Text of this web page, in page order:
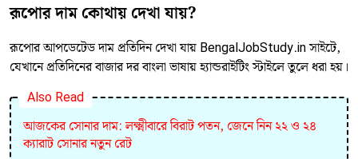
রূপোর দাম কোথায় দেখা যায়?
রূপোর আপডেটেড দাম প্রতিদিন দেখা যায় BengalJobStudy.in সাইটে,
যেখানে প্রতিদিনের বাজার দর বাংলা ভাষায় হ্যান্ডরাইটিং স্টাইলে তুলে ধরা হয়।
Also Read
​আজকের সোনার দাম: লক্ষ্মীবারে বিরাট পতন, জেনে নিন ২২ ও ২৪
ক্যারাট সোনার নতুন রেট